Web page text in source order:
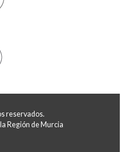
reservados.
Región de Murcia